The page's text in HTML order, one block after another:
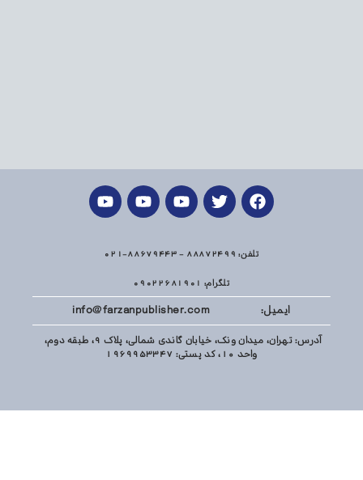
تلفن: 88872499 - 88679443-021
تلگرام: 09022681901
ایمیل: info@farzanpublisher.com
آدرس: تهران، میدان ونک، خیابان گاندی شمالی، پلاک 9، طبقه دوم،
واحد 10، کد پستی: 1969953347